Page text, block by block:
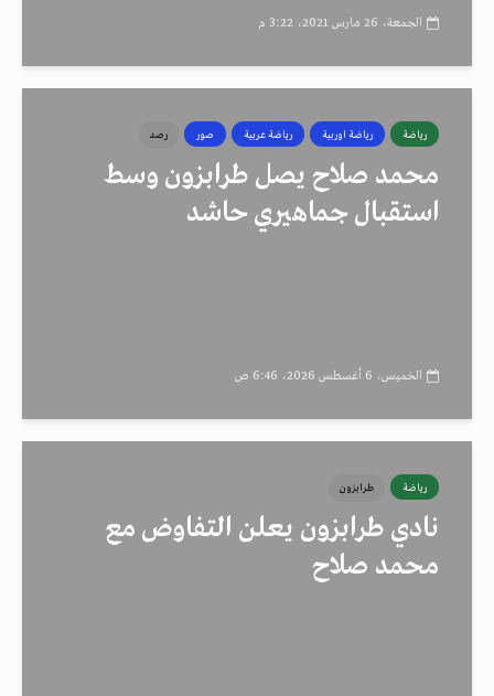
الجمعة، 26 مارس 2021، 3:22 م
رياضة رياضة اوربية رياضة عربية صور رصد
محمد صلاح يصل طرابزون وسط
استقبال جماهيري حاشد
الخميس، 6 أغسطس 2026، 6:46 ص
رياضة طرابزون
نادي طرابزون يعلن التفاوض مع
محمد صلاح